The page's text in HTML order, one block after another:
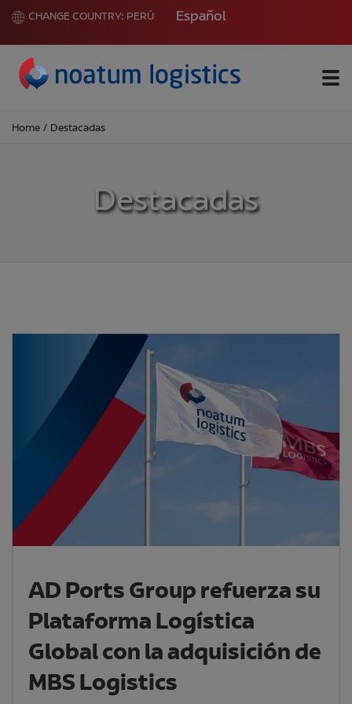
CHANGE COUNTRY: PERÚ Español
Home / Destacadas
Destacadas
AD Ports Group refuerza su
Plataforma Logística
Global con la adquisición de
MBS Logistics